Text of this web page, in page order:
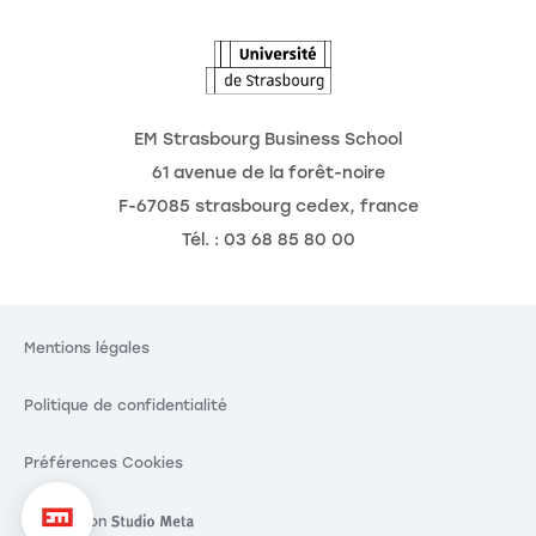
EM Strasbourg Business School
61 avenue de la forêt-noire
F-67085 strasbourg cedex, france
Tél. : 03 68 85 80 00
Mentions légales
Politique de confidentialité
Préférences Cookies
Réalisation